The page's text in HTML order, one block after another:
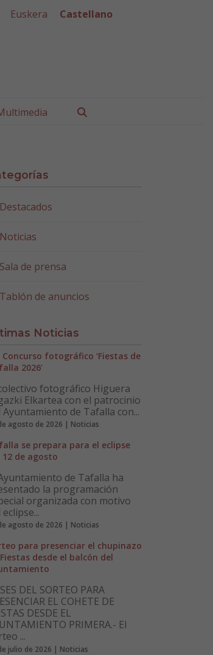
Euskera Castellano
Destacados
Noticias
Sala de prensa
Tablón de anuncios
Noticias
Concurso fotográfico ‘Fiestas de
2026’
fotográfico Higuera
Elkartea con el patrocinio
Ayuntamiento de Tafalla con...
agosto de 2026 | Noticias
se prepara para el eclipse
12 de agosto
de Tafalla ha
la programación
organizada con motivo
eclipse...
agosto de 2026 | Noticias
para presenciar el chupinazo
desde el balcón del
DEL SORTEO PARA
EL COHETE DE
DESDE EL
PRIMERA.- El
...
julio de 2026 | Noticias